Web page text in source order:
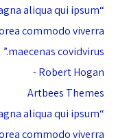
aliqua qui ipsum
commodo viverra
maecenas covidvirus.”
Robert Hogan -
Artbees Themes
aliqua qui ipsum
commodo viverra